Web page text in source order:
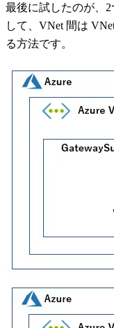
最後に試したのが、2
して、VNet 間は
る方法です。